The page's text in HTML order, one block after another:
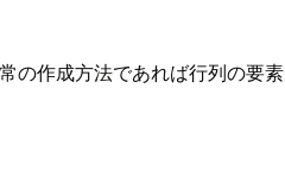
の作成方法であれば行列の